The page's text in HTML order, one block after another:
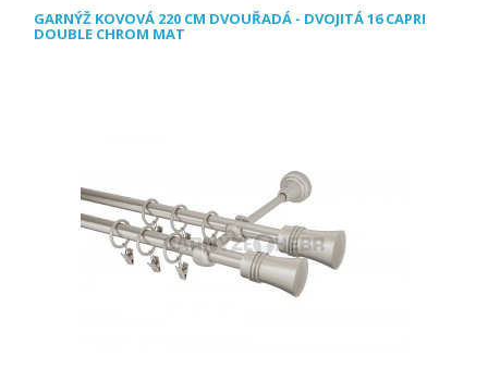
GARNÝŽ KOVOVÁ 220 CM DVOUŘADÁ - DVOJITÁ 16 CAPRI
DOUBLE CHROM MAT